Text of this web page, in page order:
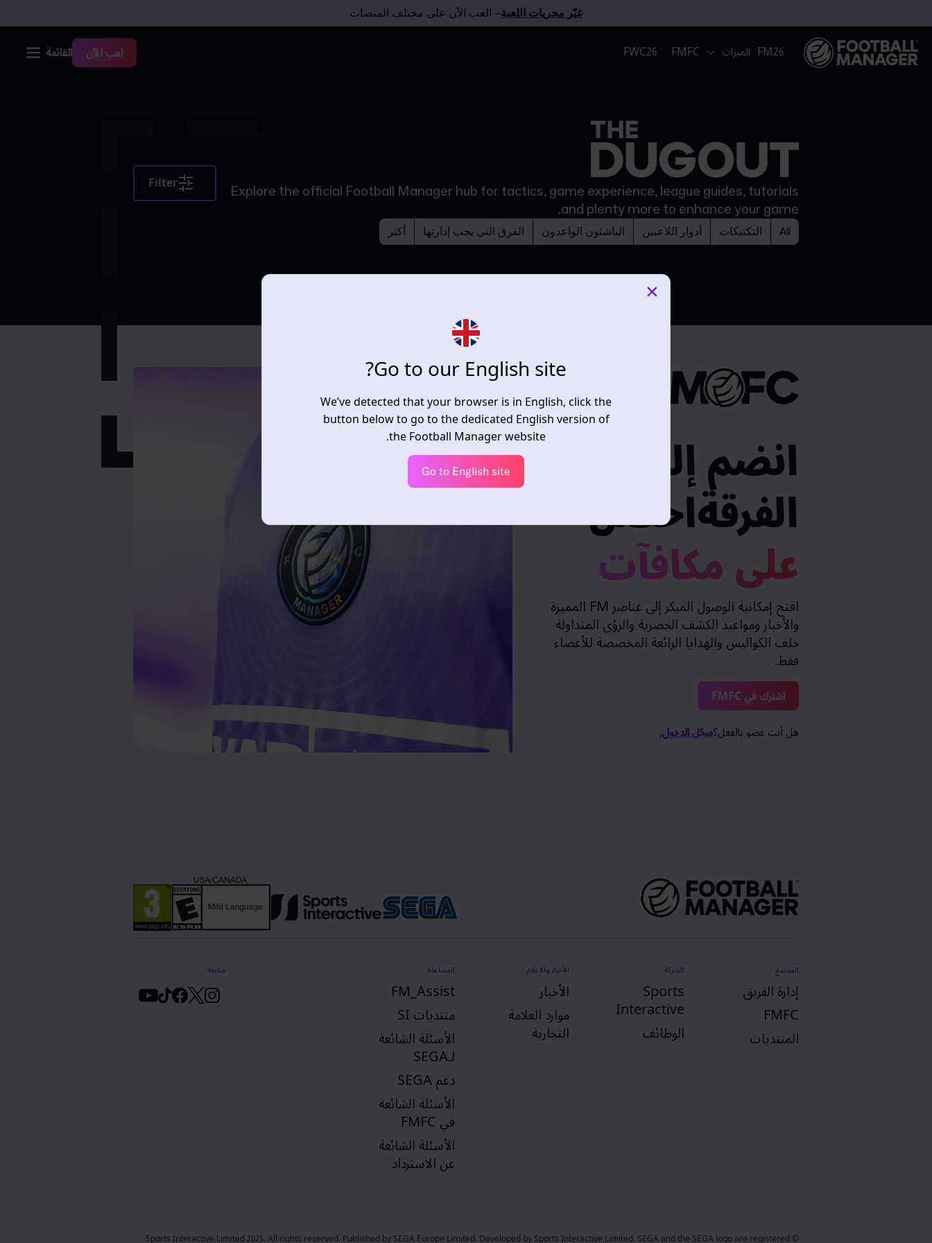
غيّر مجريات اللعبة– العب الآن على مختلف المنصات
FM26 الميزات FMFC
FWC26 لعب الآن القائمة
Explore the official Football Manager hub for tactics, game experience, league guides, tutorials
and plenty more to enhance your game.
All التكتيكات أدوار اللاعبين الناشئون الواعدون الفرق التي يجب إدارتها أكثر
Filter
انضم إلى
الفرقةاحصل
على مكافآت افتح إمكانية الوصول المبكر إلى عناصر FM المميزة
والأخبار ومواعيد الكشف الحصرية والرؤى المتداولة
خلف الكواليس والهدايا الرائعة المخصصة للأعضاء
فقط.
اشترك في FMFC
هل أنت عضو بالفعل؟سجّل الدخول.
المجتمع
إدارة الفريق
FMFC
المنتديات
الشركة
Sports
Interactive
الوظائف
الأخبار والإعلام
الأخبار
موارد العلامة
التجارية
المساعدة
FM_Assist
منتديات SI
الأسئلة الشائعة
لـSEGA
دعم SEGA
الأسئلة الشائعة
في FMFC
الأسئلة الشائعة
عن الاسترداد
متابعة
© Sports Interactive Limited 2025. All rights reserved. Published by SEGA Europe Limited. Developed by Sports Interactive Limited. SEGA and the SEGA logo are registered
Go to our English site?
We’ve detected that your browser is in English, click the
button below to go to the dedicated English version of
the Football Manager website.
Go to English site
×